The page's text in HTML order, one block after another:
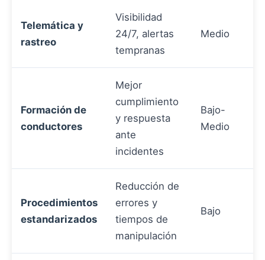
Telemática y
rastreo
Visibilidad
24/7, alertas
tempranas
Medio
Formación de
conductores
Mejor
cumplimiento
y respuesta
ante
incidentes
Bajo-
Medio
Procedimientos
estandarizados
Reducción de
errores y
tiempos de
manipulación
Bajo